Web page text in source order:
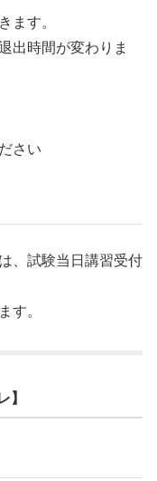
ます。
出時間が変わりま
さい
、試験当日講習受付
す。
】